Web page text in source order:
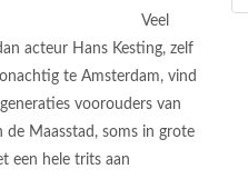
Veel
acteur Hans Kesting, zelf
te Amsterdam, vind
voorouders van
de Maasstad, soms in grote
een hele trits aan